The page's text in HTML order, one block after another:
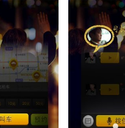
软件亮点：
拥有真正持证的司机和车
。
界面简洁明了，操作流畅
的用户也能轻松上手。
提供合理的价格，服务质